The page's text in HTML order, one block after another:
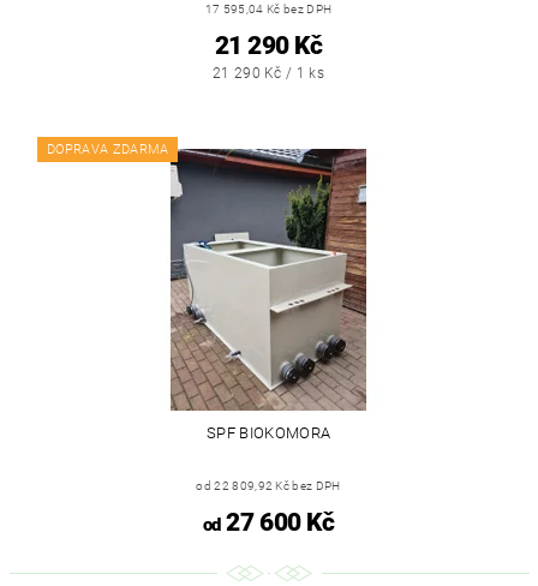
17 595,04 Kč bez DPH
21 290 Kč
21 290 Kč / 1 ks
DOPRAVA ZDARMA
SPF BIOKOMORA
od 22 809,92 Kč bez DPH
od27 600 Kč